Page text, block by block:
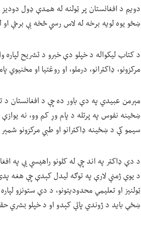
دویم د افغانستان پر ټولنه له همدې ډول
ښځو یوه لویه برخه له لاس رسي څخه بې برخې
د کتاب لیکواله د خپلو دې خبرو د تشریح لپاره
مرکزونو، ډاکټرانو، درملو، او روغتیا او
مېرمن عبیدي په دې باور ده چې د افغانستان د
ښځینه نفوس په پرتله د پام وړ کم وو، نه یوازې
سیمو کې د ښځینه ډاکټرانو او طبي مرکزونو
د دې ډاکټر په اند چې له کلونو راهیسې یې په
د یوې ژمنې لارې په توګه لیدل کېدې چې هغه
ټولنیز او تعلیمي محدودیتونو، د دې ستونزو
ښځې باید د ژوندي پاتې کېدو او د خپلو بشري